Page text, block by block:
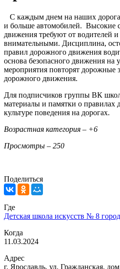
С каждым днем на наших
и больше автомобилей. Высокие
движения требуют от водителей
внимательными. Дисциплина,
правил дорожного движения
основа безопасного движения на
мероприятия повторят дорожные
дорожного движения.
Для подписчиков группы ВК
материалы и памятки о правилах
культуре поведения на дорогах.
Возрастная категория – +6
Просмотры – 250
Поделиться
Где
Детская школа искусств № 8
Когда
11.03.2024
Адрес
г. Ярославль, ул. Гражданская,